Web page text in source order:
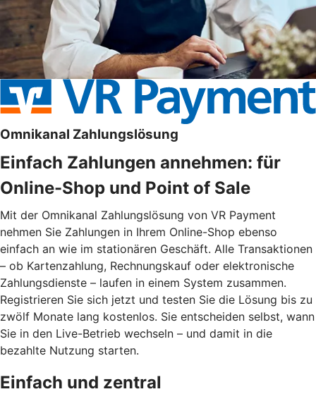
Omnikanal Zahlungslösung
Einfach Zahlungen annehmen: für
Online-Shop und Point of Sale
Mit der Omnikanal Zahlungslösung von VR Payment
nehmen Sie Zahlungen in Ihrem Online-Shop ebenso
einfach an wie im stationären Geschäft. Alle Transaktionen
– ob Kartenzahlung, Rechnungskauf oder elektronische
Zahlungsdienste – laufen in einem System zusammen.
Registrieren Sie sich jetzt und testen Sie die Lösung bis zu
zwölf Monate lang kostenlos. Sie entscheiden selbst, wann
Sie in den Live-Betrieb wechseln – und damit in die
bezahlte Nutzung starten.
Einfach und zentral